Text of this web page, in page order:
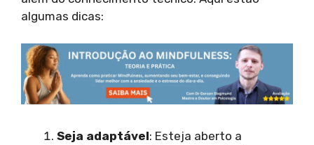
algumas dicas:
Seja adaptável: Esteja aberto a